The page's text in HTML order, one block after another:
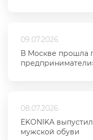
09.07.2026
В Москве прошла
08.07.2026
EKONIKA
мужской обуви